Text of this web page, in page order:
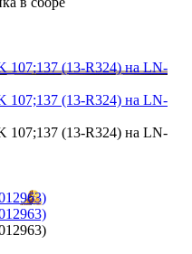
107;137 (13-R324) на LN-
107;137 (13-R324) на LN-
107;137 (13-R324) на LN-